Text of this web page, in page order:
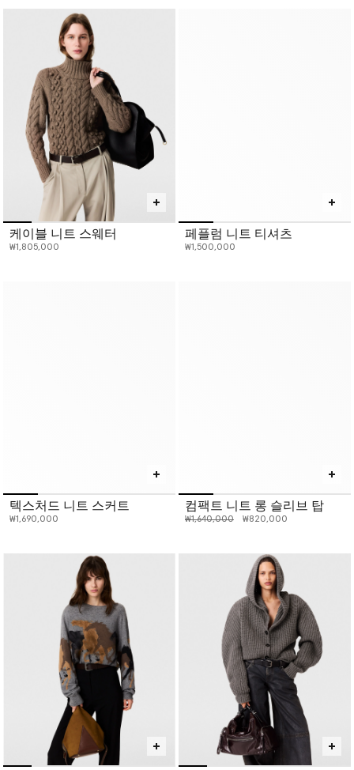
케이블 니트 스웨터
₩1,805,000
페플럼 니트 티셔츠
₩1,500,000
텍스처드 니트 스커트
₩1,690,000
컴팩트 니트 롱 슬리브 탑
인하 전 가격:
₩1,640,000인하된 가격:
₩820,000